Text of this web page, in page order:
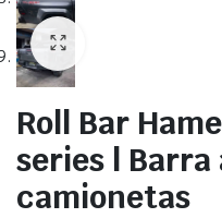
Roll Bar
series |
camionetas